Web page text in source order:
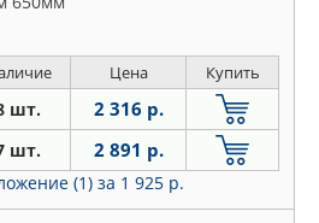
Цена Купить
шт. 2 316 р.
шт. 2 891 р.
(1) за 1 925 р.